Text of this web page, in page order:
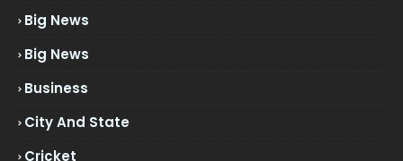
Big News
Big News
Business
City And State
Cricket